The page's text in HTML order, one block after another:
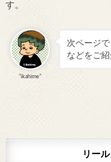
す。
“ikahime”
次ページ
などをご紹
リー